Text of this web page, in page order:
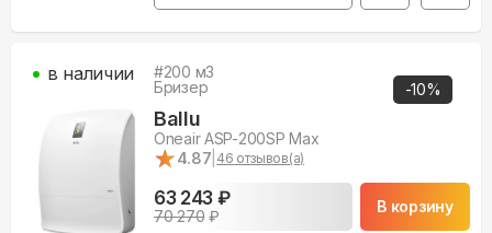
-10%
#200 м3
Бризер
Ballu
Oneair ASP-200SP Max
★
★4.87 46 отзывов(а)
63 243 ₽
70 270₽
В корзину
в наличии